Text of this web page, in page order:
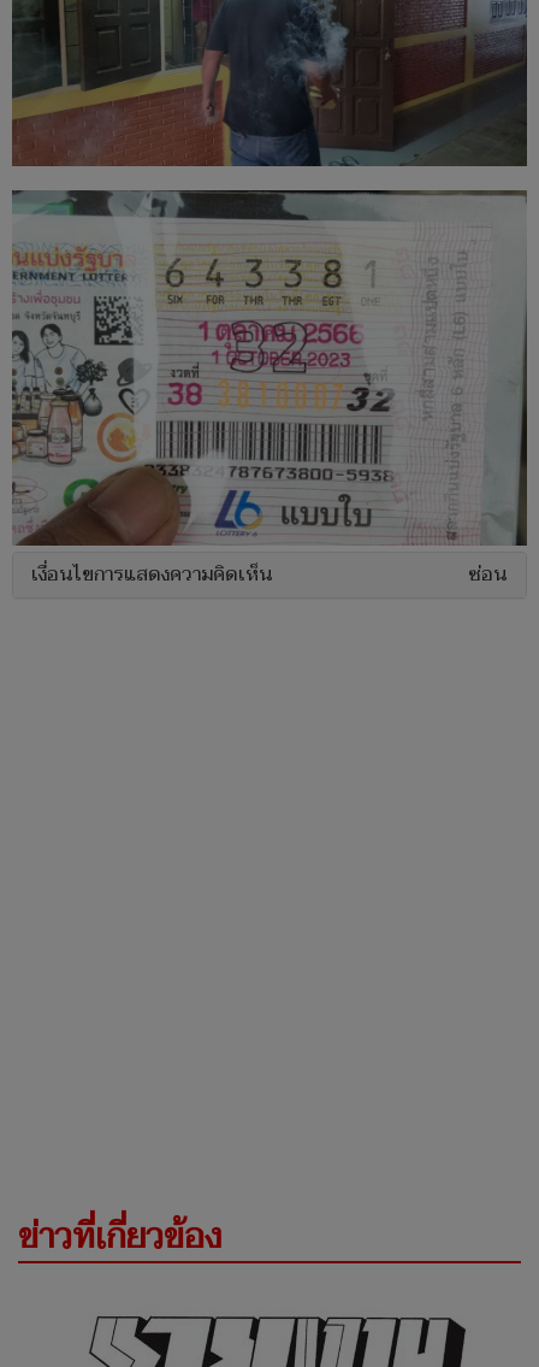
เงื่อนไขการแสดงความคิดเห็น ซ่อน
ข่าวที่เกี่ยวข้อง